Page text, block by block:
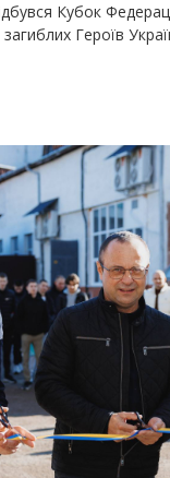
Кубок
Героїв